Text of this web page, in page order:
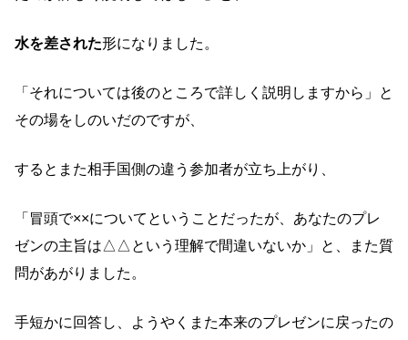
水を差された形になりました。
「それについては後のところで詳しく説明しますから」と
その場をしのいだのですが、
するとまた相手国側の違う参加者が立ち上がり、
「冒頭で××についてということだったが、あなたのプレ
ゼンの主旨は△△という理解で間違いないか」と、また質
問があがりました。
手短かに回答し、ようやくまた本来のプレゼンに戻ったの